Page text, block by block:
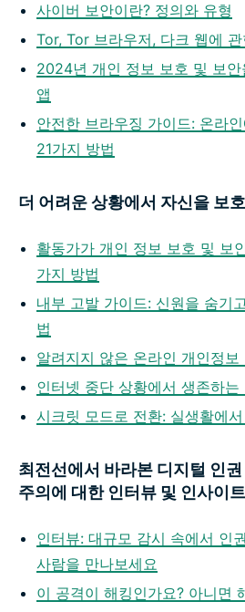
사이버 보안이란? 정의와 유형
Tor, Tor 브라우저, 다크 웹에
2024년 개인 정보 보호 및 보
앱
안전한 브라우징 가이드: 온라
21가지 방법
더 어려운 상황에서 자신을 보
활동가가 개인 정보 보호 및 보
가지 방법
내부 고발 가이드: 신원을 숨기
법
알려지지 않은 온라인 개인정
인터넷 중단 상황에서 생존하는
시크릿 모드로 전환: 실생활에
최전선에서 바라본 디지털 인
주의에 대한 인터뷰 및 인사이트
인터뷰: 대규모 감시 속에서 인
사람을 만나보세요
이 공격이 해킹인가요? 아니면